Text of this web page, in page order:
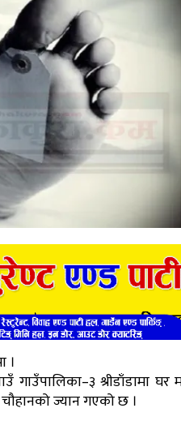
।
गाउँपालिका–३ श्रीडाँडामा
ज्यान गएको छ ।